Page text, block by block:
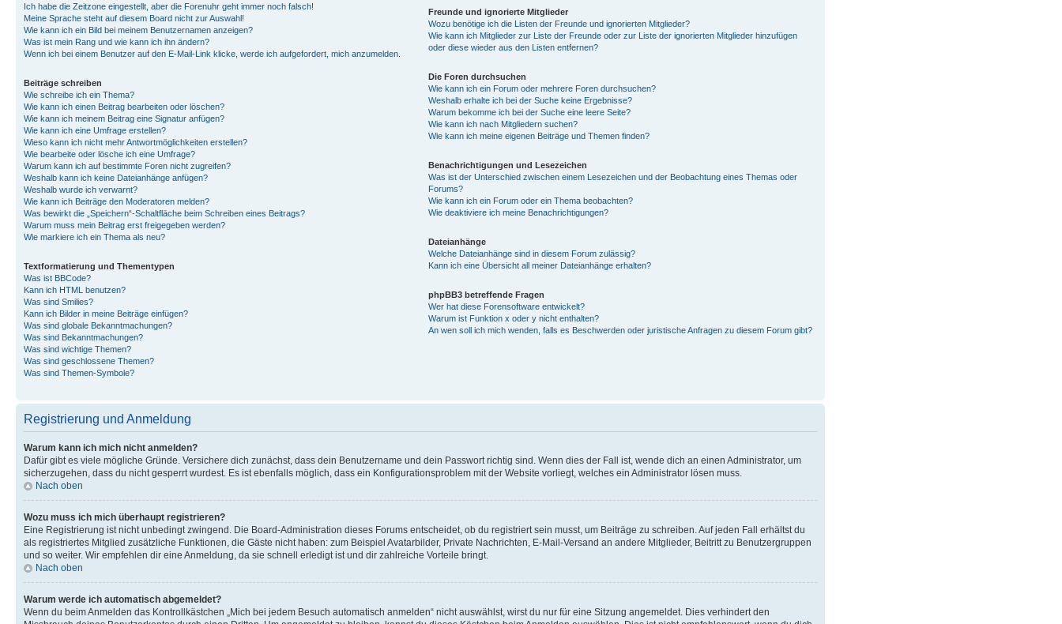
Ich habe die Zeitzone eingestellt, aber die Forenuhr geht immer noch falsch!
Meine Sprache steht auf diesem Board nicht zur Auswahl!
Wie kann ich ein Bild bei meinem Benutzernamen anzeigen?
Was ist mein Rang und wie kann ich ihn ändern?
Wenn ich bei einem Benutzer auf den E-Mail-Link klicke, werde ich aufgefordert, mich anzumelden.
Beiträge schreiben
Wie schreibe ich ein Thema?
Wie kann ich einen Beitrag bearbeiten oder löschen?
Wie kann ich meinem Beitrag eine Signatur anfügen?
Wie kann ich eine Umfrage erstellen?
Wieso kann ich nicht mehr Antwortmöglichkeiten erstellen?
Wie bearbeite oder lösche ich eine Umfrage?
Warum kann ich auf bestimmte Foren nicht zugreifen?
Weshalb kann ich keine Dateianhänge anfügen?
Weshalb wurde ich verwarnt?
Wie kann ich Beiträge den Moderatoren melden?
Was bewirkt die „Speichern“-Schaltfläche beim Schreiben eines Beitrags?
Warum muss mein Beitrag erst freigegeben werden?
Wie markiere ich ein Thema als neu?
Textformatierung und Thementypen
Was ist BBCode?
Kann ich HTML benutzen?
Was sind Smilies?
Kann ich Bilder in meine Beiträge einfügen?
Was sind globale Bekanntmachungen?
Was sind Bekanntmachungen?
Was sind wichtige Themen?
Was sind geschlossene Themen?
Was sind Themen-Symbole?
Freunde und ignorierte Mitglieder
Wozu benötige ich die Listen der Freunde und ignorierten Mitglieder?
Wie kann ich Mitglieder zur Liste der Freunde oder zur Liste der ignorierten Mitglieder hinzufügen
oder diese wieder aus den Listen entfernen?
Die Foren durchsuchen
Wie kann ich ein Forum oder mehrere Foren durchsuchen?
Weshalb erhalte ich bei der Suche keine Ergebnisse?
Warum bekomme ich bei der Suche eine leere Seite?
Wie kann ich nach Mitgliedern suchen?
Wie kann ich meine eigenen Beiträge und Themen finden?
Benachrichtigungen und Lesezeichen
Was ist der Unterschied zwischen einem Lesezeichen und der Beobachtung eines Themas oder
Forums?
Wie kann ich ein Forum oder ein Thema beobachten?
Wie deaktiviere ich meine Benachrichtigungen?
Dateianhänge
Welche Dateianhänge sind in diesem Forum zulässig?
Kann ich eine Übersicht all meiner Dateianhänge erhalten?
phpBB3 betreffende Fragen
Wer hat diese Forensoftware entwickelt?
Warum ist Funktion x oder y nicht enthalten?
An wen soll ich mich wenden, falls es Beschwerden oder juristische Anfragen zu diesem Forum gibt?
Registrierung und Anmeldung
Warum kann ich mich nicht anmelden?
Dafür gibt es viele mögliche Gründe. Versichere dich zunächst, dass dein Benutzername und dein Passwort richtig sind. Wenn dies der Fall ist, wende dich an einen Administrator, um
sicherzugehen, dass du nicht gesperrt wurdest. Es ist ebenfalls möglich, dass ein Konfigurationsproblem mit der Website vorliegt, welches ein Administrator lösen muss.
Nach oben
Wozu muss ich mich überhaupt registrieren?
Eine Registrierung ist nicht unbedingt zwingend. Die Board-Administration dieses Forums entscheidet, ob du registriert sein musst, um Beiträge zu schreiben. Auf jeden Fall erhältst du
als registriertes Mitglied zusätzliche Funktionen, die Gäste nicht haben: zum Beispiel Avatarbilder, Private Nachrichten, E-Mail-Versand an andere Mitglieder, Beitritt zu Benutzergruppen
und so weiter. Wir empfehlen dir eine Anmeldung, da sie schnell erledigt ist und dir zahlreiche Vorteile bringt.
Nach oben
Warum werde ich automatisch abgemeldet?
Wenn du beim Anmelden das Kontrollkästchen „Mich bei jedem Besuch automatisch anmelden“ nicht auswählst, wirst du nur für eine Sitzung angemeldet. Dies verhindert den